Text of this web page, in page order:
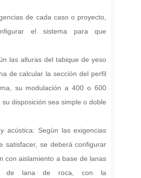
de cada caso o proyecto,
el sistema para que
las alturas del tabique de yeso
de calcular la sección del perfil
su modulación a 400 o 600
disposición sea simple o doble
acústica: Según las exigencias
satisfacer, se deberá configurar
con aislamiento a base de lanas
de lana de roca, con la